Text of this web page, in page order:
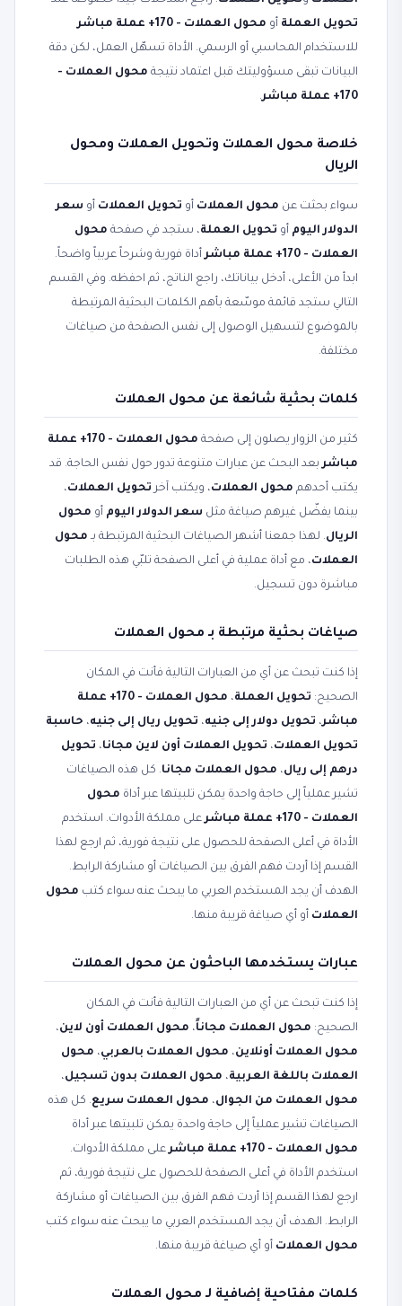
تحويل العملة أو محول العملات - 170+ عملة مباشر
للاستخدام المحاسبي أو الرسمي. الأداة تسهّل العمل، لكن دقة
البيانات تبقى مسؤوليتك قبل اعتماد نتيجة محول العملات -
170+ عملة مباشر
.
خلاصة محول العملات وتحويل العملات ومحول
الريال
سواء بحثت عن محول العملات أو تحويل العملات أو سعر
الدولار اليوم أو تحويل العملة، ستجد في صفحة محول
العملات - 170+ عملة مباشر
أداة فورية وشرحاً عربياً واضحاً.
ابدأ من الأعلى، أدخل بياناتك، راجع الناتج، ثم احفظه. وفي القسم
التالي ستجد قائمة موسّعة بأهم الكلمات البحثية المرتبطة
بالموضوع لتسهيل الوصول إلى نفس الصفحة من صياغات
مختلفة.
كلمات بحثية شائعة عن محول العملات
كثير من الزوار يصلون إلى صفحة
محول العملات - 170+ عملة
مباشربعد البحث عن عبارات متنوعة تدور حول نفس الحاجة. قد
يكتب أحدهم محول العملات، ويكتب آخر تحويل العملات،
بينما يفضّل غيرهم صياغة مثل سعر الدولار اليوم أو محول
الريال. لهذا جمعنا أشهر الصياغات البحثية المرتبطة بـ محول
العملات، مع أداة عملية في أعلى الصفحة تلبّي هذه الطلبات
مباشرة دون تسجيل.
صياغات بحثية مرتبطة بـ محول العملات
إذا كنت تبحث عن أي من العبارات التالية فأنت في المكان
الصحيح: تحويل العملة،
محول العملات - 170+ عملة
مباشر، تحويل دولار إلى جنيه، تحويل ريال إلى جنيه، حاسبة
تحويل العملات، تحويل العملات أون لاين مجانا، تحويل
درهم إلى ريال، محول العملات مجانا. كل هذه الصياغات
تشير عملياً إلى حاجة واحدة يمكن تلبيتها عبر أداة محول
العملات - 170+ عملة مباشر
على مملكة الأدوات. استخدم
الأداة في أعلى الصفحة للحصول على نتيجة فورية، ثم ارجع لهذا
القسم إذا أردت فهم الفرق بين الصياغات أو مشاركة الرابط.
الهدف أن يجد المستخدم العربي ما يبحث عنه سواء كتب محول
العملات أو أي صياغة قريبة منها.
عبارات يستخدمها الباحثون عن محول العملات
إذا كنت تبحث عن أي من العبارات التالية فأنت في المكان
الصحيح: محول العملات مجاناً، محول العملات أون لاين،
محول العملات أونلاين، محول العملات بالعربي، محول
العملات باللغة العربية، محول العملات بدون تسجيل،
محول العملات من الجوال، محول العملات سريع. كل هذه
الصياغات تشير عملياً إلى حاجة واحدة يمكن تلبيتها عبر أداة
محول العملات - 170+ عملة مباشر
على مملكة الأدوات.
استخدم الأداة في أعلى الصفحة للحصول على نتيجة فورية، ثم
ارجع لهذا القسم إذا أردت فهم الفرق بين الصياغات أو مشاركة
الرابط. الهدف أن يجد المستخدم العربي ما يبحث عنه سواء كتب
محول العملات أو أي صياغة قريبة منها.
كلمات مفتاحية إضافية لـ محول العملات